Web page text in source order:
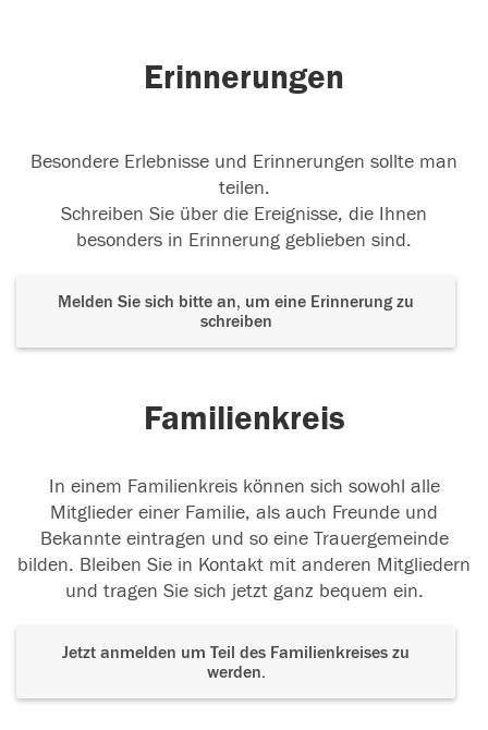
Erinnerungen
Besondere Erlebnisse und Erinnerungen sollte man
teilen.
Schreiben Sie über die Ereignisse, die Ihnen
besonders in Erinnerung geblieben sind.
Melden Sie sich bitte an, um eine Erinnerung zu
schreiben
Familienkreis
In einem Familienkreis können sich sowohl alle
Mitglieder einer Familie, als auch Freunde und
Bekannte eintragen und so eine Trauergemeinde
bilden. Bleiben Sie in Kontakt mit anderen Mitgliedern
und tragen Sie sich jetzt ganz bequem ein.
Jetzt anmelden um Teil des Familienkreises zu
werden.